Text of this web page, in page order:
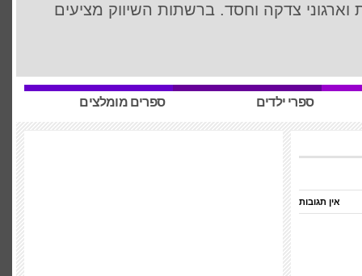
צדקה וחסד. ברשתות השיווק מציעים
ספרי ילדים ספרים מומלצים
אין תגובות